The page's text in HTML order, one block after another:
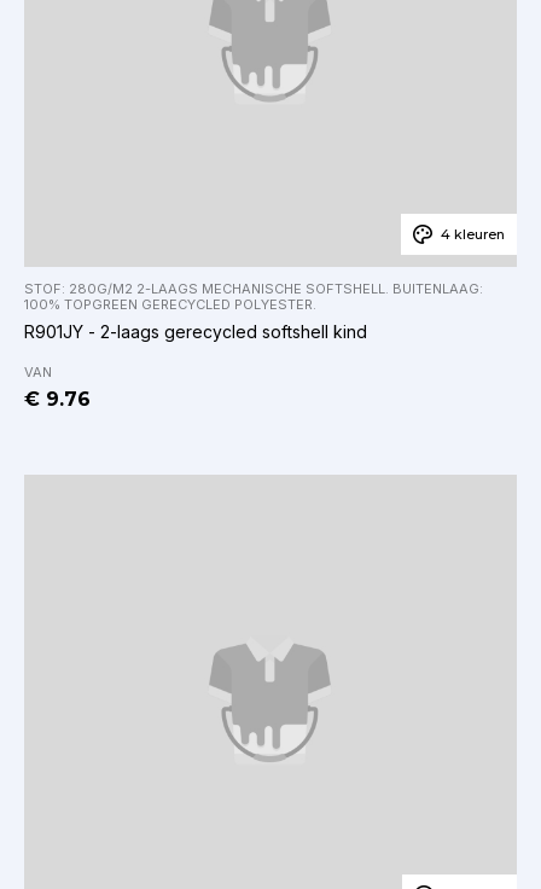
4 kleuren
STOF: 280G/M2 2-LAAGS MECHANISCHE SOFTSHELL. BUITENLAAG:
100% TOPGREEN GERECYCLED POLYESTER.
R901JY - 2-laags gerecycled softshell kind
VAN
€ 9.76